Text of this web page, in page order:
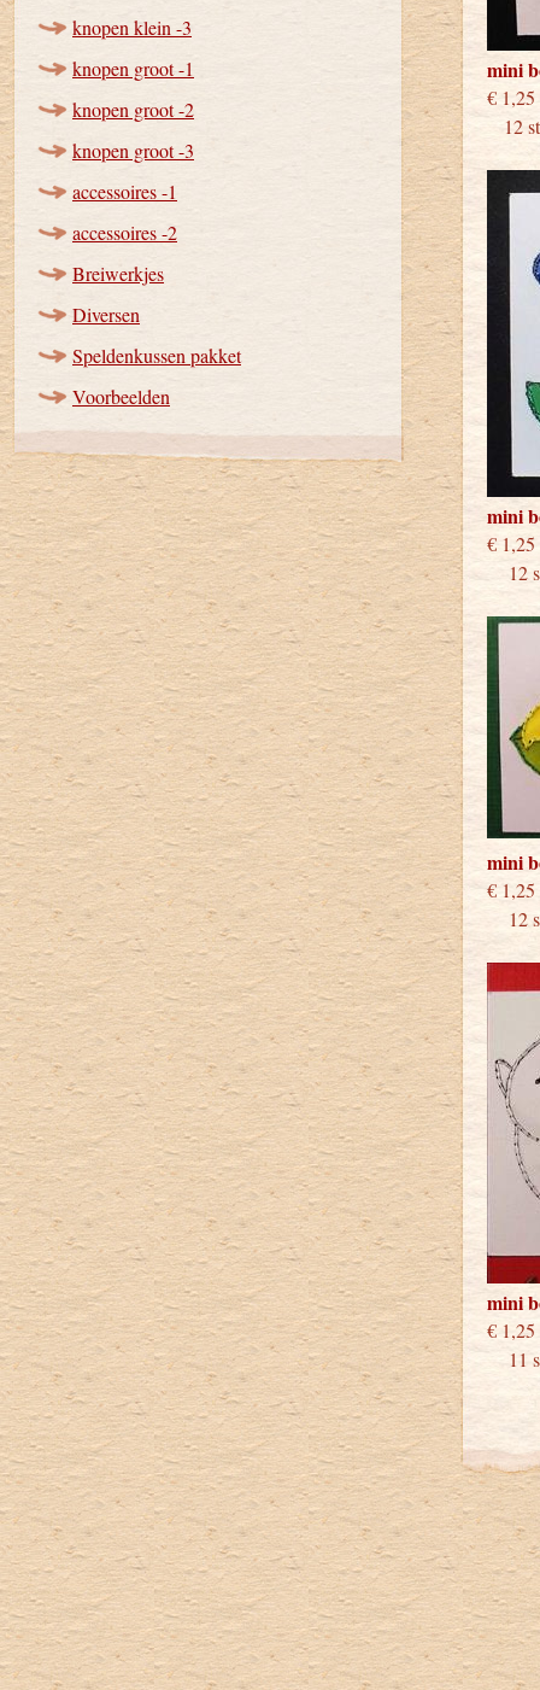
knopen klein -3
knopen groot -1
knopen groot -2
knopen groot -3
accessoires -1
accessoires -2
Breiwerkjes
Diversen
Speldenkussen pakket
Voorbeelden
mini
12
mini
12
mini
12
mini
11